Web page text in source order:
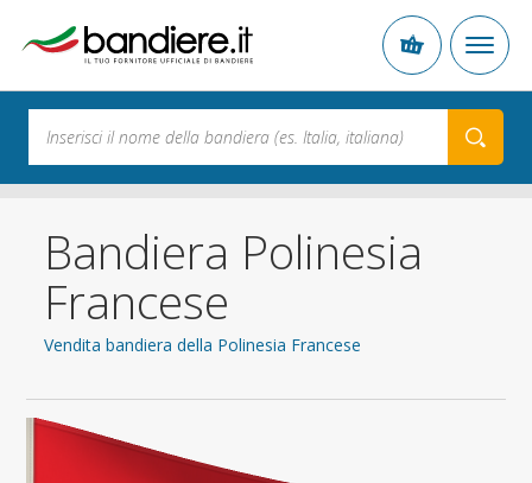
Bandiera Polinesia
Francese
Vendita bandiera della Polinesia Francese